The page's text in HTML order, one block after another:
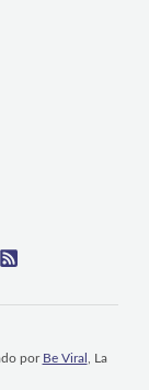
por Be Viral , La